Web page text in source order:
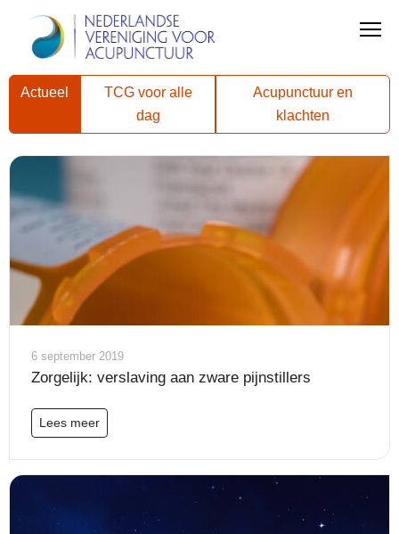
Actueel
TCG voor alle
dag
Acupunctuur en
klachten
6 september 2019
Zorgelijk: verslaving aan zware pijnstillers
Lees meer